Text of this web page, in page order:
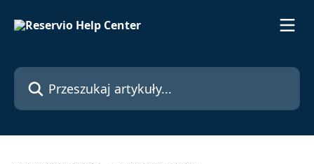
Przeszukaj artykuły...